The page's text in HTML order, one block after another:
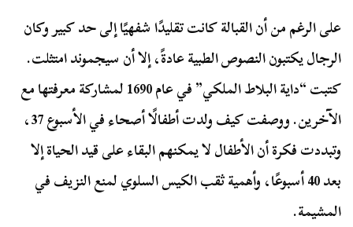
على الرغم من أن القبالة كانت تقليدًا شفهيًا إلى حد كبير وكان
الرجال يكتبون النصوص الطبية عادةً، إلا أن سيجموند امتثلت.
كتبت “داية البلاط الملكي” في عام 1690 لمشاركة معرفتها مع
الآخرين. ووصفت كيف ولدت أطفالًا أصحاء في الأسبوع 37،
وتبددت فكرة أن الأطفال لا يمكنهم البقاء على قيد الحياة إلا
بعد 40 أسبوعًا، وأهمية ثقب الكيس السلوي لمنع النزيف في
المشيمة.